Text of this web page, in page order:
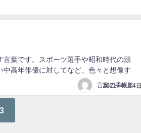
葉です。スポーツ選手や昭和時代の頑
高年俳優に対してなど、色々と想像す
2021年6月4日
言葉の手帳監修者